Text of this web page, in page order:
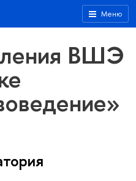
Меню
ВШЭ